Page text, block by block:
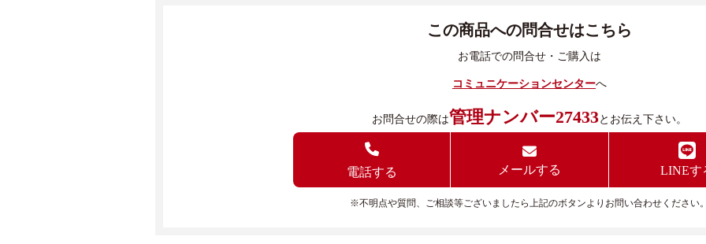
この商品への問合せはこちら
お電話での問合せ・ご購入は
コミュニケーションセンターへ
お問合せの際は管理ナンバー27433とお伝え下さい。
電話する メールする LINEす
※不明点や質問、ご相談等ございましたら上記のボタンよりお問い合わせください